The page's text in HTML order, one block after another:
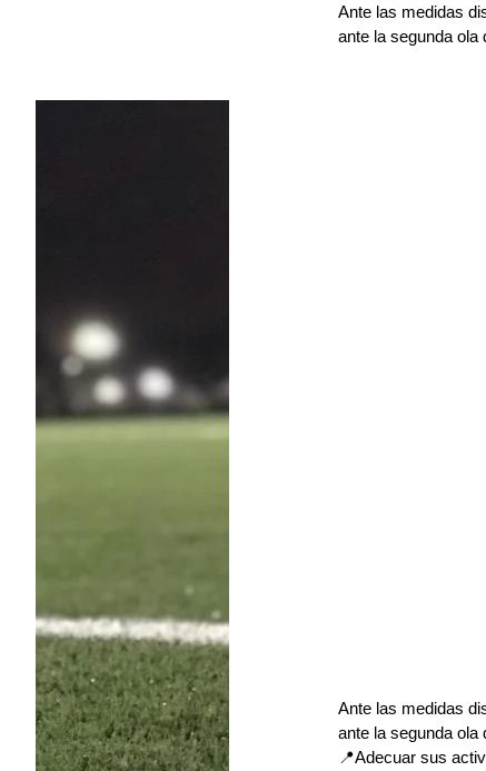
Ante las medidas
ante la segunda ola
Ante las medidas
ante la segunda ola
📍Adecuar sus